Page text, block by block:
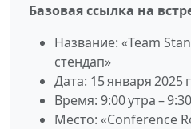
Базовая ссылка на
Название: «Team
стендап»
Дата: 15 января 2025
Время: 9:00 утра –
Место: «Conference